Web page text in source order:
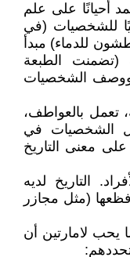
أحيانًا على علم
للشخصيات (في
للدماء) مبدأ
(تضمنت الطبعة
ووصف الشخصيات
تعمل بالعواطف،
الشخصيات في
على معنى التاريخ
التاريخ لديه
(مثل مجازر
لامارتين أن